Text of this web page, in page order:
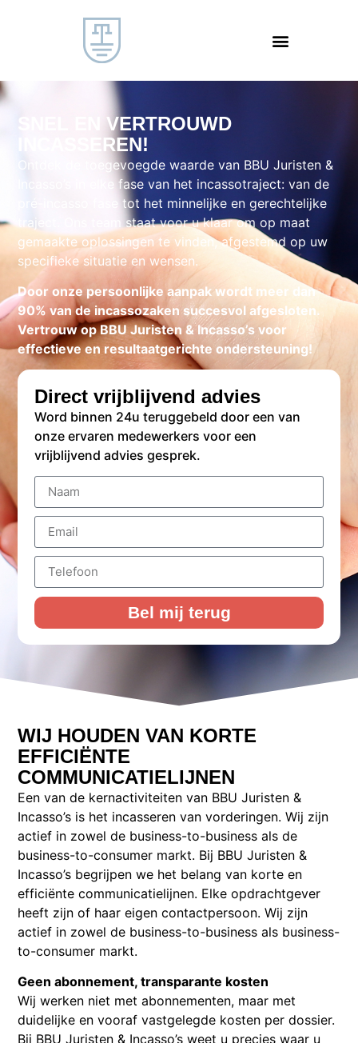
SNEL EN VERTROUWD
INCASSEREN!
Ontdek de toegevoegde waarde van BBU Juristen &
Incasso’s in elke fase van het incassotraject: van de
pré-incasso fase tot het minnelijke en gerechtelijke
traject. Ons team staat voor u klaar om op maat
gemaakte oplossingen te vinden, afgestemd op uw
specifieke situatie en wensen.
Door onze persoonlijke aanpak wordt meer dan
90% van de incassozaken succesvol afgesloten.
Vertrouw op BBU Juristen & Incasso’s voor
effectieve en resultaatgerichte ondersteuning!
Direct vrijblijvend advies
Word binnen 24u teruggebeld door een van
onze ervaren medewerkers voor een
vrijblijvend advies gesprek.
Bel mij terug
WIJ HOUDEN VAN KORTE
EFFICIËNTE
COMMUNICATIELIJNEN
Een van de kernactiviteiten van BBU Juristen &
Incasso’s is het incasseren van vorderingen. Wij zijn
actief in zowel de business-to-business als de
business-to-consumer markt. Bij BBU Juristen &
Incasso’s begrijpen we het belang van korte en
efficiënte communicatielijnen. Elke opdrachtgever
heeft zijn of haar eigen contactpersoon. Wij zijn
actief in zowel de business-to-business als business-
to-consumer markt.
Geen abonnement, transparante kosten
Wij werken niet met abonnementen, maar met
duidelijke en vooraf vastgelegde kosten per dossier.
Bij BBU Juristen & Incasso’s weet u precies waar u